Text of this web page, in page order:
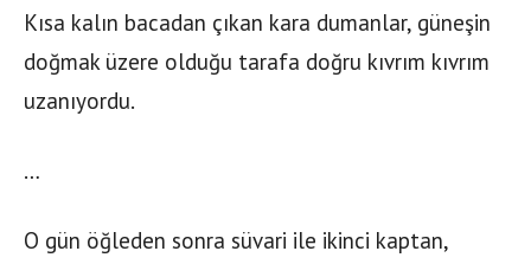
Kısa kalın bacadan çıkan kara dumanlar, güneşin
doğmak üzere olduğu tarafa doğru kıvrım kıvrım
uzanıyordu.
…
O gün öğleden sonra süvari ile ikinci kaptan,